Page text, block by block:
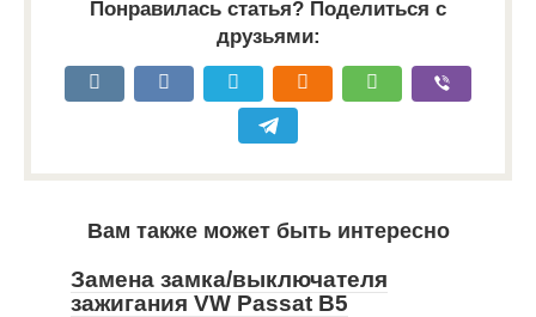
Понравилась статья? Поделиться с
друзьями:
Вам также может быть интересно
Замена замка/выключателя
зажигания VW Passat B5